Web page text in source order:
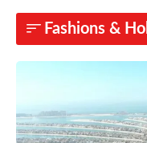
Fashions &